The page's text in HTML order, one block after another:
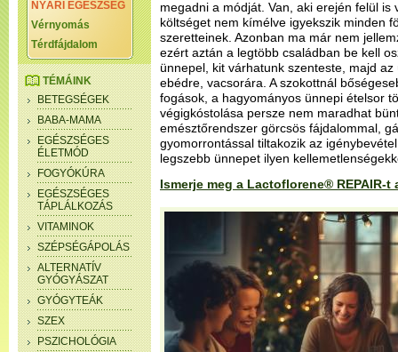
NYÁRI EGÉSZSÉG
Vérnyomás
Térdfájdalom
TÉMÁINK
BETEGSÉGEK
BABA-MAMA
EGÉSZSÉGES
ÉLETMÓD
FOGYÓKÚRA
EGÉSZSÉGES
TÁPLÁLKOZÁS
VITAMINOK
SZÉPSÉGÁPOLÁS
ALTERNATÍV
GYÓGYÁSZAT
GYÓGYTEÁK
SZEX
PSZICHOLÓGIA
megadni a módját. Van, aki erején felül is
költséget nem kímélve igyekszik minden
szeretteinek. Azonban ma már nem
ezért aztán a legtöbb családban be kell
ünnepel, kit várhatunk szenteste, majd
ebédre, vacsorára. A szokottnál
fogások, a hagyományos ünnepi ételsor
végigkóstolása persze nem maradhat
emésztőrendszer görcsös fájdalommal,
gyomorrontással tiltakozik az
legszebb ünnepet ilyen
Ismerje meg a Lactoflorene® REPAIR-